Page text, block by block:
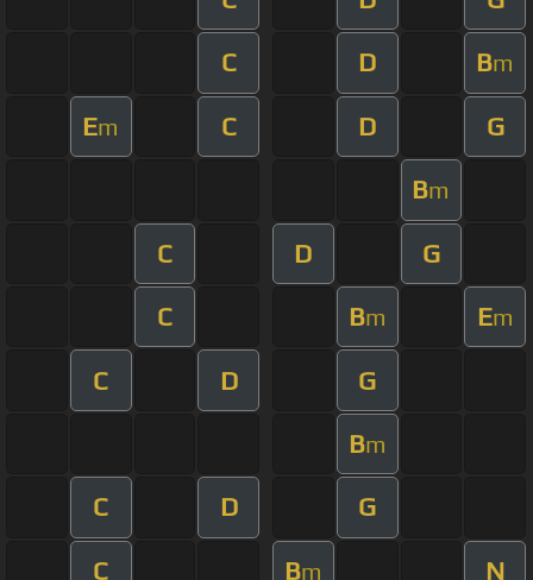
C D Bm
Em C D G
Bm
C D G
C Bm Em
C D G
Bm
C D G
C Bm N